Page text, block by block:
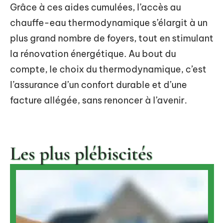
Grâce à ces aides cumulées, l’accès au
chauffe-eau thermodynamique s’élargit à un
plus grand nombre de foyers, tout en stimulant
la rénovation énergétique. Au bout du
compte, le choix du thermodynamique, c’est
l’assurance d’un confort durable et d’une
facture allégée, sans renoncer à l’avenir.
Les plus plébiscités